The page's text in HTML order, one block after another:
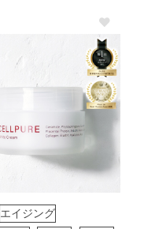
エイジング